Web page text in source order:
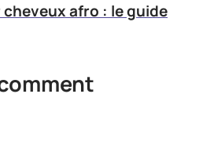
afro : le guide